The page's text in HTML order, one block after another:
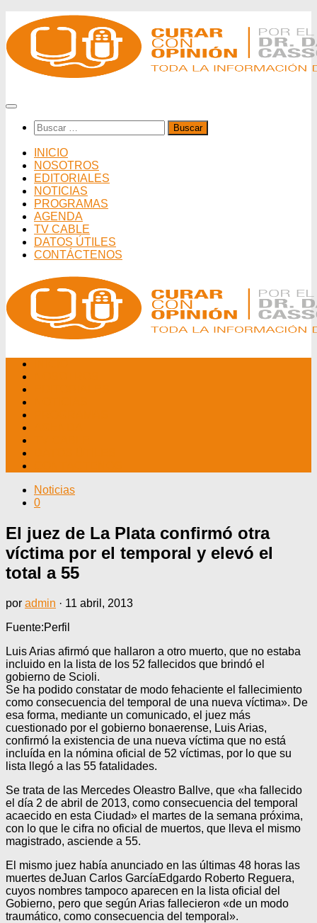
al
contenido
Buscar:
INICIO
NOSOTROS
EDITORIALES
NOTICIAS
PROGRAMAS
AGENDA
TV CABLE
DATOS ÚTILES
CONTÁCTENOS
Noticias
0
El juez de La Plata confirmó otra
víctima por el temporal y elevó el
total a 55
por admin · 11 abril, 2013
Fuente:Perfil
Luis Arias afirmó que hallaron a otro muerto, que no estaba
incluido en la lista de los 52 fallecidos que brindó el
gobierno de Scioli.
Se ha podido constatar de modo fehaciente el fallecimiento
como consecuencia del temporal de una nueva víctima». De
esa forma, mediante un comunicado, el juez más
cuestionado por el gobierno bonaerense, Luis Arias,
confirmó la existencia de una nueva víctima que no está
incluída en la nómina oficial de 52 víctimas, por lo que su
lista llegó a las 55 fatalidades.
Se trata de las Mercedes Oleastro Ballve, que «ha fallecido
el día 2 de abril de 2013, como consecuencia del temporal
acaecido en esta Ciudad» el martes de la semana próxima,
con lo que le cifra no oficial de muertos, que lleva el mismo
magistrado, asciende a 55.
El mismo juez había anunciado en las últimas 48 horas las
muertes deJuan Carlos GarcíaEdgardo Roberto Reguera,
cuyos nombres tampoco aparecen en la lista oficial del
Gobierno, pero que según Arias fallecieron «de un modo
traumático, como consecuencia del temporal».